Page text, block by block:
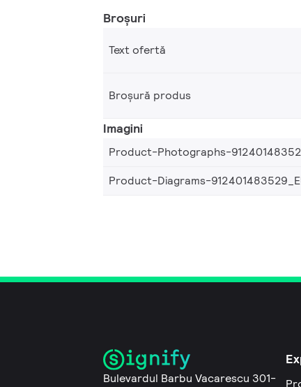
Broșuri
Text ofertă
Broșură produs
Imagini
Product-Photographs-
Product-Diagrams-
Bulevardul Barbu Vacarescu 301-